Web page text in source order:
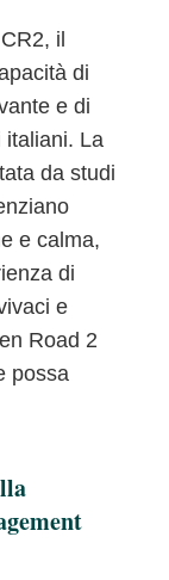
il
di
e di
italiani. La
da studi
e calma,
di
e
Road 2
possa